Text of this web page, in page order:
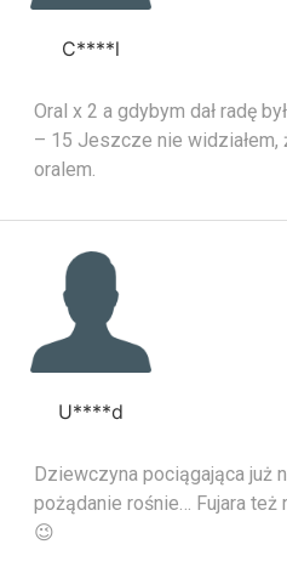
C****l
Oral x 2 a gdybym dał radę
– 15 Jeszcze nie widziałem,
oralem.
U****d
Dziewczyna pociągająca już
pożądanie rośnie… Fujara też
😉